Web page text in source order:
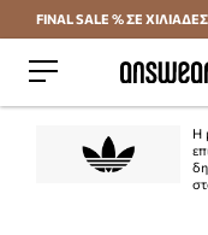
FINAL SALE % ΣΕ
Η